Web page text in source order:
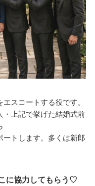
スコートする役です。
・上記で挙げた結婚式前
トします。多くは新郎
に協力してもらう♡